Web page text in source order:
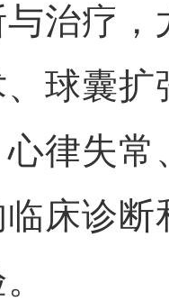
治疗，
、球囊
心律失常
临床诊断